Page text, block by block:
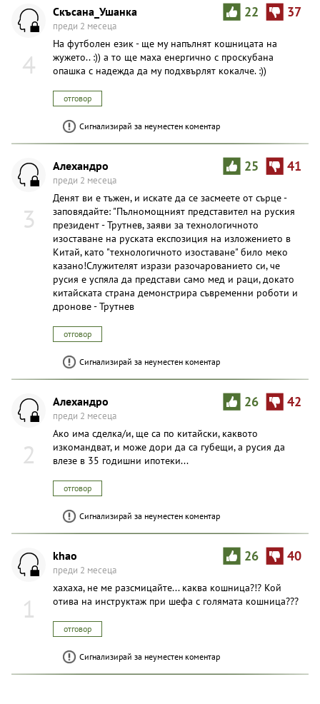
4
22 37
Скъсана_Ушанка
преди 2 месеца
На футболен език - ще му напълнят кошницата на
жужето.. :)) а то ще маха енергично с проскубана
опашка с надежда да му подхвърлят кокалче. :))
отговор
Сигнализирай за неуместен коментар
3
25 41
Алехандро
преди 2 месеца
Денят ви е тъжен, и искате да се засмеете от сърце -
заповядайте: "Пълномощният представител на руския
президент - Трутнев, заяви за технологичното
изоставане на руската експозиция на изложението в
Китай, като "технологичното изоставане" било меко
казано!Служителят изрази разочарованието си, че
русия е успяла да представи само мед и раци, докато
китайската страна демонстрира съвременни роботи и
дронове - Трутнев
отговор
Сигнализирай за неуместен коментар
2
26 42
Алехандро
преди 2 месеца
Ако има сделка/и, ще са по китайски, каквото
изкомандват, и може дори да са губещи, а русия да
влезе в 35 годишни ипотеки...
отговор
Сигнализирай за неуместен коментар
1
26 40
khao
преди 2 месеца
хахаха, не ме разсмицайте... каква кошница?!? Кой
отива на инструктаж при шефа с голямата кошница???
отговор
Сигнализирай за неуместен коментар